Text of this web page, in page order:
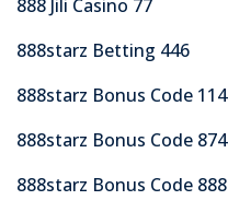
888 Jili Casino 77
888starz Betting 446
888starz Bonus Code 114
888starz Bonus Code 874
888starz Bonus Code 888